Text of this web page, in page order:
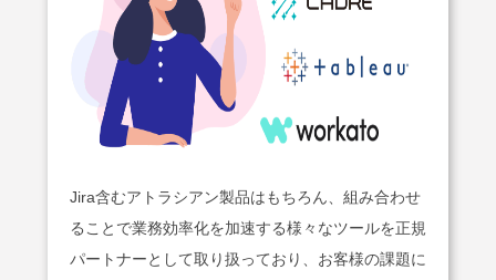
Jira含むアトラシアン製品はもちろん、組み合わせ
ることで業務効率化を加速する様々なツールを正規
パートナーとして取り扱っており、お客様の課題に